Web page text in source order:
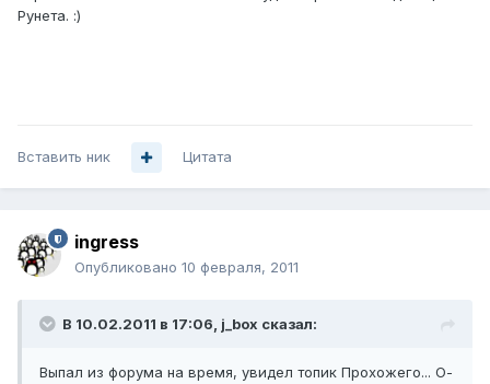
Рунета. :)
Вставить ник Цитата
ingress
Опубликовано 10 февраля, 2011
В 10.02.2011 в 17:06, j_box сказал:
Выпал из форума на время, увидел топик Прохожего... О-